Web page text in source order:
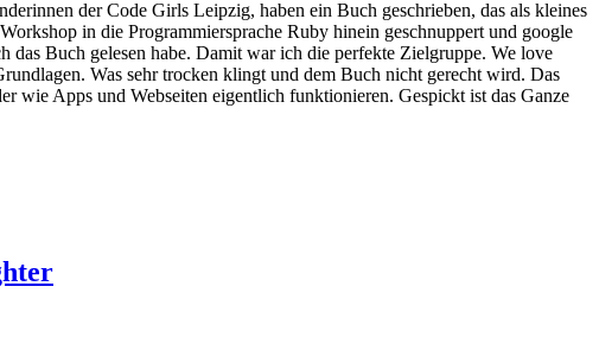
der Code Girls Leipzig, haben ein Buch geschrieben, das als kleines
in die Programmiersprache Ruby hinein geschnuppert und google
Buch gelesen habe. Damit war ich die perfekte Zielgruppe. We love
Was sehr trocken klingt und dem Buch nicht gerecht wird. Das
wie Apps und Webseiten eigentlich funktionieren. Gespickt ist das Ganze